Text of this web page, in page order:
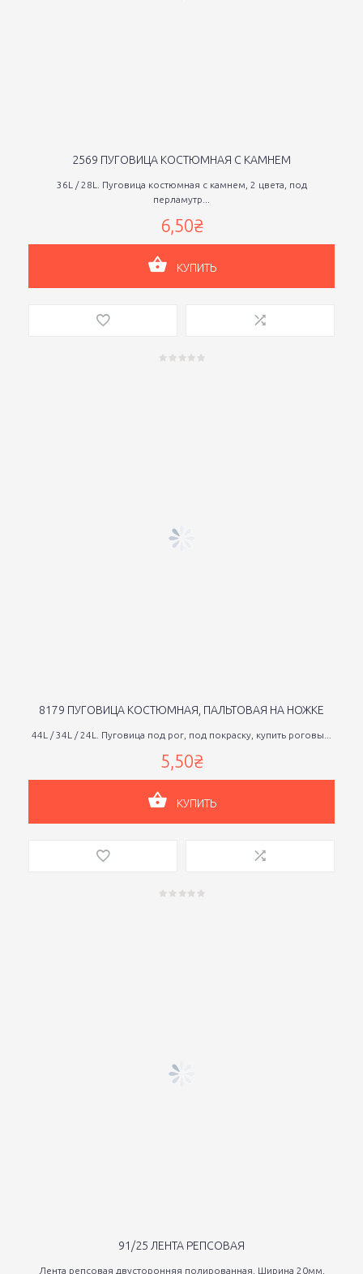
2569 ПУГОВИЦА КОСТЮМНАЯ С КАМНЕМ
36L / 28L. Пуговица костюмная с камнем, 2 цвета, под
перламутр...
6,50₴
КУПИТЬ
8179 ПУГОВИЦА КОСТЮМНАЯ, ПАЛЬТОВАЯ НА НОЖКЕ
44L / 34L / 24L. Пуговица под рог, под покраску, купить роговы...
5,50₴
КУПИТЬ
91/25 ЛЕНТА РЕПСОВАЯ
Лента репсовая двусторонняя полированная. Ширина 20мм,